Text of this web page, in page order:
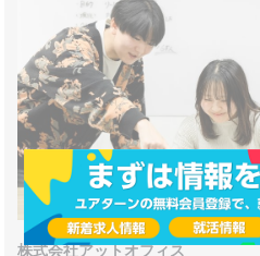
株式会社アットオフィス